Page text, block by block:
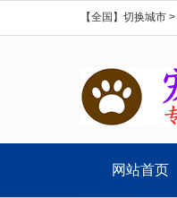
【全国】切换城市 >
网站首页